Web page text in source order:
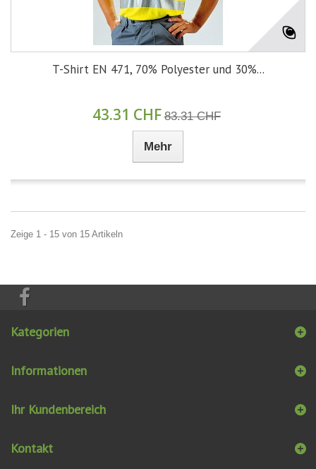
T-Shirt EN 471, 70% Polyester und 30%...
43.31 CHF 83.31 CHF
Mehr
Zeige 1 - 15 von 15 Artikeln
Kategorien
Informationen
Ihr Kundenbereich
Kontakt